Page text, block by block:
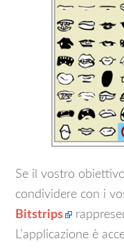
Se il vostro
condividere con i
Bitstrips
L’applicazione è